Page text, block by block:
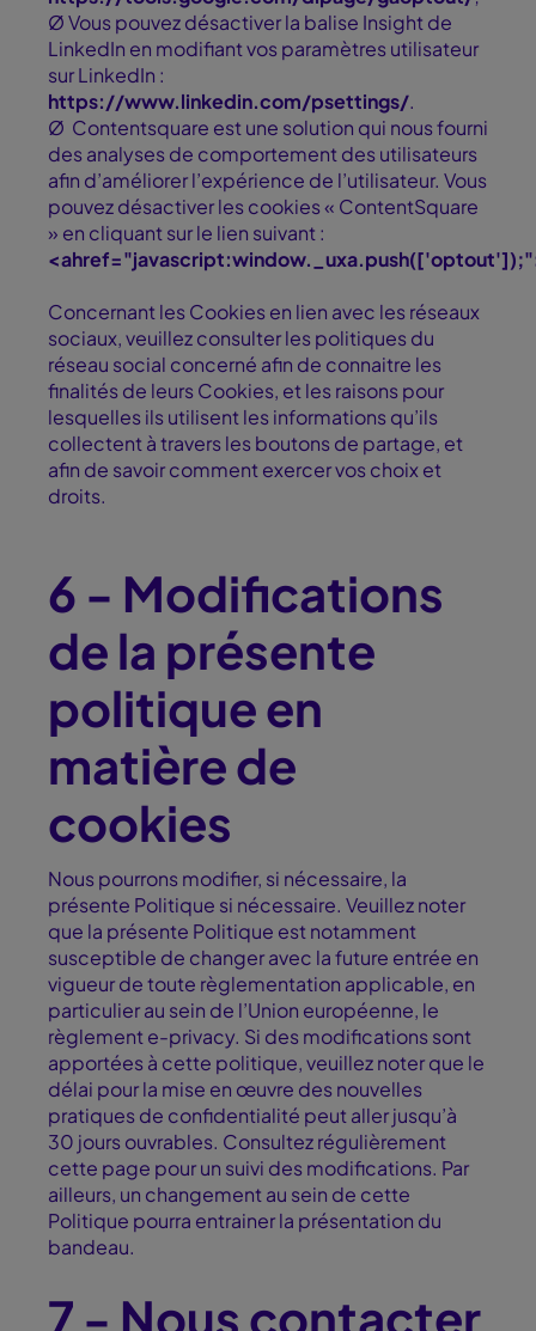
Ø Vous pouvez désactiver la balise Insight de
LinkedIn en modifiant vos paramètres utilisateur
sur LinkedIn :
https://www.linkedin.com/psettings/.
Ø Contentsquare est une solution qui nous fourni
des analyses de comportement des utilisateurs
afin d’améliorer l’expérience de l’utilisateur. Vous
pouvez désactiver les cookies « ContentSquare
» en cliquant sur le lien suivant :
Concernant les Cookies en lien avec les réseaux
sociaux, veuillez consulter les politiques du
réseau social concerné afin de connaitre les
finalités de leurs Cookies, et les raisons pour
lesquelles ils utilisent les informations qu’ils
collectent à travers les boutons de partage, et
afin de savoir comment exercer vos choix et
droits.
6 - Modifications
de la présente
politique en
matière de
cookies
Nous pourrons modifier, si nécessaire, la
présente Politique si nécessaire. Veuillez noter
que la présente Politique est notamment
susceptible de changer avec la future entrée en
vigueur de toute règlementation applicable, en
particulier au sein de l’Union européenne, le
règlement e-privacy. Si des modifications sont
apportées à cette politique, veuillez noter que le
délai pour la mise en œuvre des nouvelles
pratiques de confidentialité peut aller jusqu’à
30 jours ouvrables. Consultez régulièrement
cette page pour un suivi des modifications. Par
ailleurs, un changement au sein de cette
Politique pourra entrainer la présentation du
bandeau.
7 - Nous contacter